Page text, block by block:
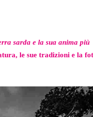
sarda e la sua anima più
le sue tradizioni e la